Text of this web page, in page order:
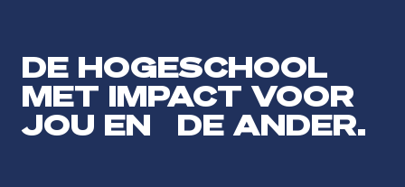
DE HOGESCHOOL
MET IMPACT VOOR
JOU EN DE ANDER.